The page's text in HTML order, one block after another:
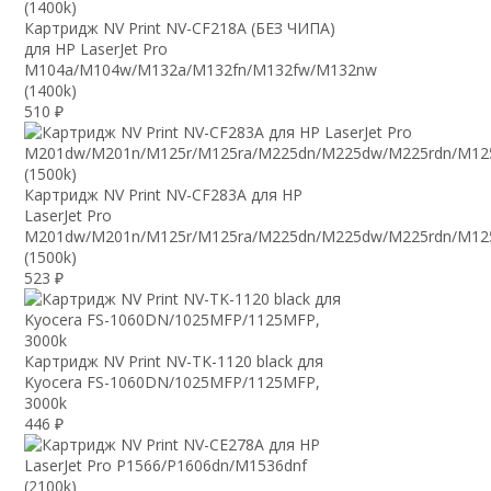
Картридж NV Print NV-CF218A (БЕЗ ЧИПА)
для HP LaserJet Pro
M104a/M104w/M132a/M132fn/M132fw/M132nw
(1400k)
510 ₽
Картридж NV Print NV-CF283A для HP
LaserJet Pro
M201dw/M201n/M125r/M125ra/M225dn/M225dw/M225rdn/
(1500k)
523 ₽
Картридж NV Print NV-TK-1120 black для
Kyocera FS-1060DN/1025MFP/1125MFP,
3000k
446 ₽